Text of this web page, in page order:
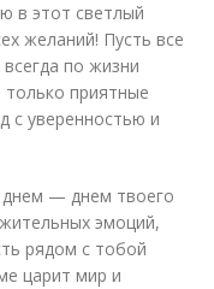
в этот светлый
желаний! Пусть все
по жизни
приятные
с уверенностью и
— днем твоего
эмоций,
рядом с тобой
царит мир и